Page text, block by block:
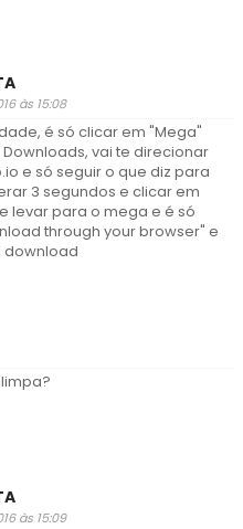
às 15:08
é só clicar em "Mega"
vai te direcionar
e só seguir o que diz para
3 segundos e clicar em
levar para o mega e é só
through your browser" e
download
às 15:09